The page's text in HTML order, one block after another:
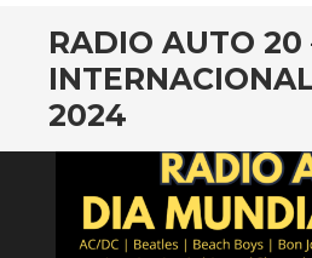
RADIO AUTO 20
2024